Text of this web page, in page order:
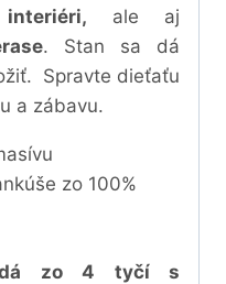
interiéri,
ale aj
. Stan sa dá
Spravte dieťaťu
a zábavu.
zo 100%
zo 4 tyčí s